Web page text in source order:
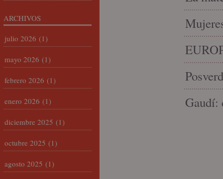
Gaudí:
ARCHIVOS
julio 2026 (1)
mayo 2026 (1)
febrero 2026 (1)
enero 2026 (1)
diciembre 2025 (1)
octubre 2025 (1)
agosto 2025 (1)